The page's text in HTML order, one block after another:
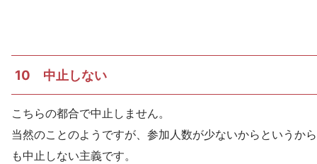
10 中止しない
こちらの都合で中止しません。
当然のことのようですが、参加人数が少ないからというから
も中止しない主義です。